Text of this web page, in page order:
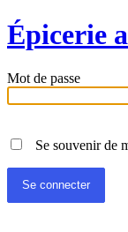
Épicerie
Mot de passe
Se souvenir de